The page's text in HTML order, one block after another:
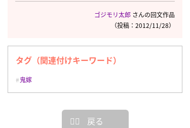
ゴジモリ太郎 さんの回文作品
（投稿：2012/11/28）
タグ（関連付けキーワード）
鬼嫁
戻る